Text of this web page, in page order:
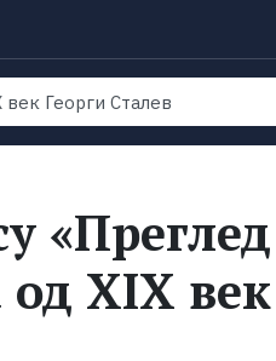
«Преглед
од ХIХ век